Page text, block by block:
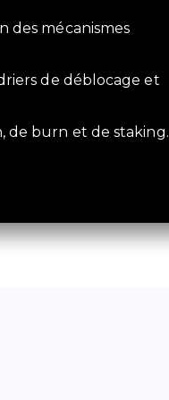
des mécanismes
de déblocage et
de burn et de staking.